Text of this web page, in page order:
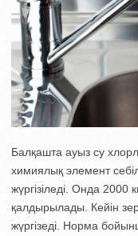
Балқашта ауыз су
химиялық элемент
жүргізіледі. Онда 2000
қалдырылады. Кейін
жүргізеді. Норма